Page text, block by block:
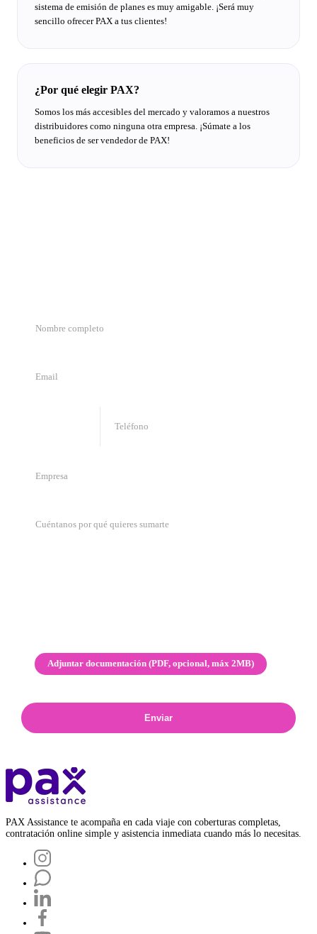
sistema de emisión de planes es muy amigable. ¡Será muy
sencillo ofrecer PAX a tus clientes!
¿Por qué elegir PAX?
Somos los más accesibles del mercado y valoramos a nuestros
distribuidores como ninguna otra empresa. ¡Súmate a los
beneficios de ser vendedor de PAX!
Adjuntar documentación (PDF, opcional, máx 2MB)
Enviar
PAX Assistance te acompaña en cada viaje con coberturas completas,
contratación online simple y asistencia inmediata cuando más lo necesitas.